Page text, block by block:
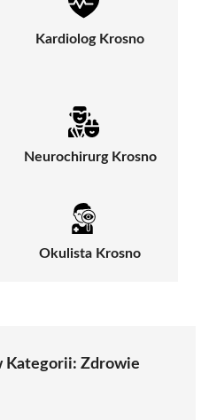
Kardiolog Krosno
Neurochirurg Krosno
Okulista Krosno
Kategorii: Zdrowie